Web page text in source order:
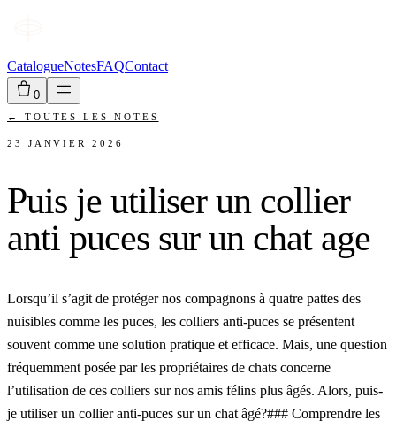
CatalogueNotesFAQContact
0
← TOUTES LES NOTES
23 JANVIER 2026
Puis je utiliser un collier
anti puces sur un chat age
Lorsqu’il s’agit de protéger nos compagnons à quatre pattes des
nuisibles comme les puces, les colliers anti-puces se présentent
souvent comme une solution pratique et efficace. Mais, une question
fréquemment posée par les propriétaires de chats concerne
l’utilisation de ces colliers sur nos amis félins plus âgés. Alors, puis-
je utiliser un collier anti-puces sur un chat âgé?### Comprendre les